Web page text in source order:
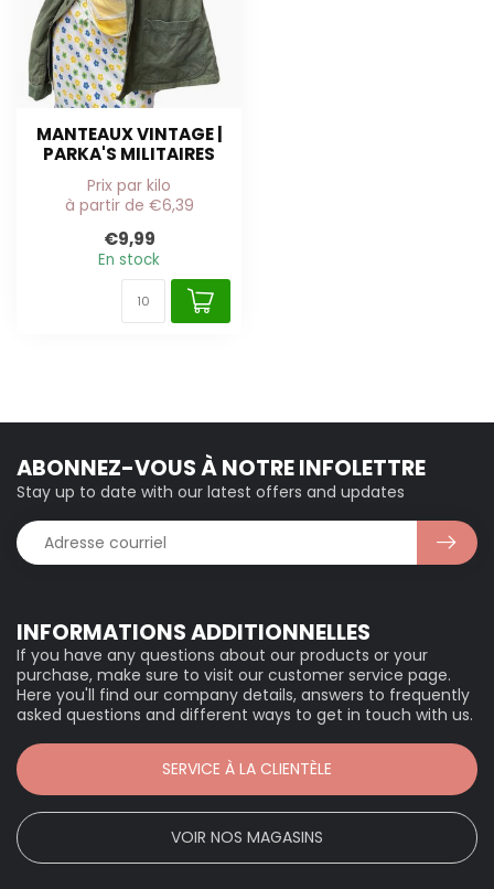
MANTEAUX VINTAGE |
PARKA'S MILITAIRES
Prix par kilo
à partir de €6,39
€9,99
En stock
INFORMATIONS ADDITIONNELLES
If you have any questions about our products or your
purchase, make sure to visit our customer service page.
Here you'll find our company details, answers to frequently
asked questions and different ways to get in touch with us.
SERVICE À LA CLIENTÈLE
VOIR NOS MAGASINS
ABONNEZ-VOUS À NOTRE INFOLETTRE
Stay up to date with our latest offers and updates